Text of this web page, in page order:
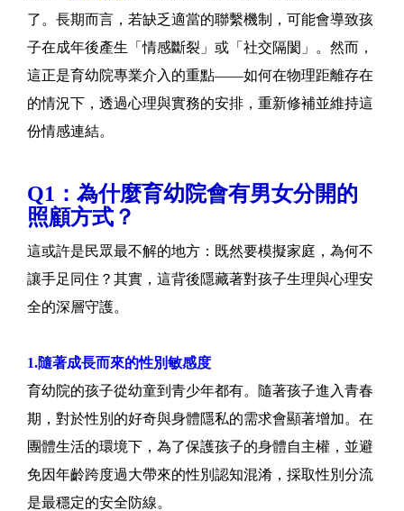
了。長期而言，若缺乏適當的聯繫機制，可能會導致孩
子在成年後產生「情感斷裂」或「社交隔閡」。然而，
這正是育幼院專業介入的重點——如何在物理距離存在
的情況下，透過心理與實務的安排，重新修補並維持這
份情感連結。
Q1：為什麼育幼院會有男女分開的
照顧方式？
這或許是民眾最不解的地方：既然要模擬家庭，為何不
讓手足同住？其實，這背後隱藏著對孩子生理與心理安
全的深層守護。
1.隨著成長而來的性別敏感度
育幼院的孩子從幼童到青少年都有。隨著孩子進入青春
期，對於性別的好奇與身體隱私的需求會顯著增加。在
團體生活的環境下，為了保護孩子的身體自主權，並避
免因年齡跨度過大帶來的性別認知混淆，採取性別分流
是最穩定的安全防線。